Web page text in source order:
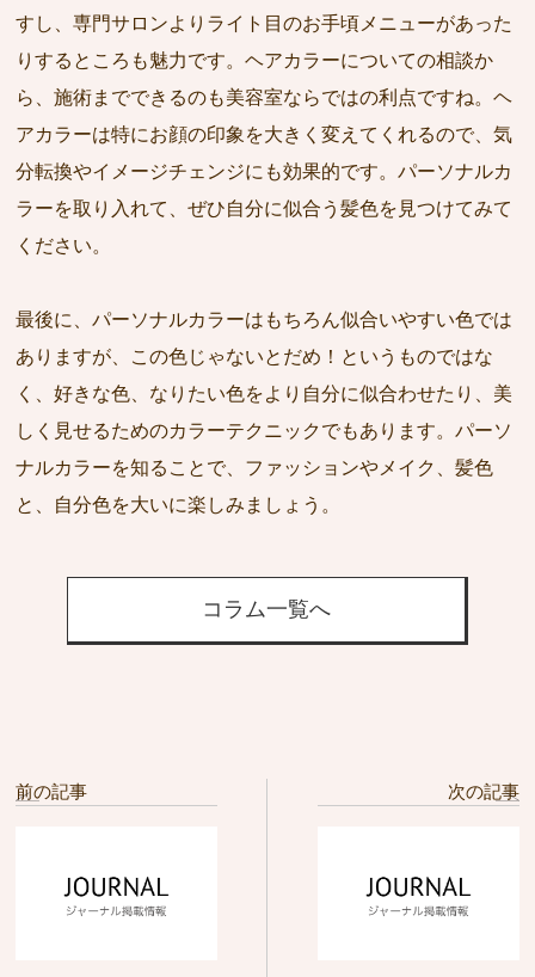
すし、専門サロンよりライト目のお手頃メニューがあった
りするところも魅力です。ヘアカラーについての相談か
ら、施術までできるのも美容室ならではの利点ですね。ヘ
アカラーは特にお顔の印象を大きく変えてくれるので、気
分転換やイメージチェンジにも効果的です。パーソナルカ
ラーを取り入れて、ぜひ自分に似合う髪色を見つけてみて
ください。
最後に、パーソナルカラーはもちろん似合いやすい色では
ありますが、この色じゃないとだめ！というものではな
く、好きな色、なりたい色をより自分に似合わせたり、美
しく見せるためのカラーテクニックでもあります。パーソ
ナルカラーを知ることで、ファッションやメイク、髪色
と、自分色を大いに楽しみましょう。
コラム一覧へ
前の記事 次の記事